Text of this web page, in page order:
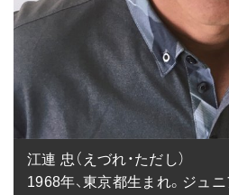
江連 忠（えづれ・ただし）
1968年、東京都生まれ。ジュ